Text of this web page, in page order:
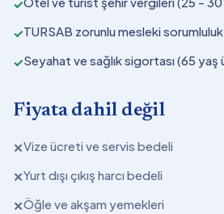
✓
✓TURSAB zorunlu mesleki
✓Seyahat ve sağlık sigortası (65 yaş
Fiyata dahil değil
✕Vize ücreti ve servis bedeli
✕Yurt dışı çıkış harcı bedeli
✕Öğle ve akşam yemekleri